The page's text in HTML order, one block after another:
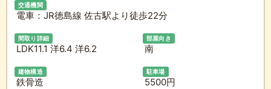
交通機関
電車：JR徳島線 佐古駅より徒歩22分
間取り詳細
LDK11.1 洋6.4 洋6.2
部屋向き
南
建物構造
鉄骨造
駐車場
5500円